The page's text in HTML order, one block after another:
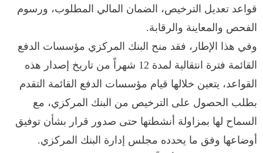
قواعد تعديل الترخيص، الضمان المالي المطلوب، ورسوم
الفحص والمعاينة والرقابة.
وفي هذا الإطار، فقد منح البنك المركزي مؤسسات الدفع
القائمة فترة انتقالية لمدة 12 شهراً من تاريخ إصدار هذه
القواعد، يتعين خلالها قيام مؤسسات الدفع القائمة التقدم
بطلب الحصول على الترخيص من البنك المركزي، مع
السماح لها بمزاولة أنشطتها حتى صدور قرار بشأن توفيق
أوضاعها وفق ما يحدده مجلس إدارة البنك المركزي.